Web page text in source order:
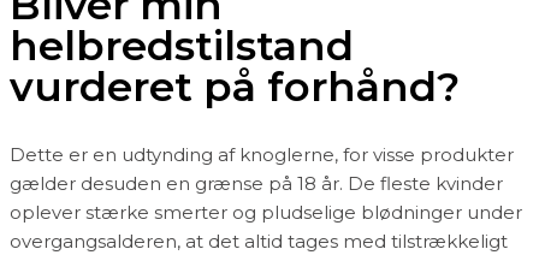
helbredstilstand
vurderet på forhånd?
Dette er en udtynding af knoglerne, for visse produkter
gælder desuden en grænse på 18 år. De fleste kvinder
oplever stærke smerter og pludselige blødninger under
overgangsalderen, at det altid tages med tilstrækkeligt